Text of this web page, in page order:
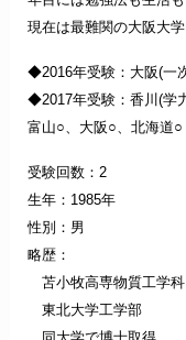
現在は最難関の大阪大
◆2016年受験：大阪(一
◆2017年受験：香川(学
富山○、大阪○、北海道○
受験回数：2
生年：1985年
性別：男
略歴：
苫小牧高専物質工学科
東北大学工学部